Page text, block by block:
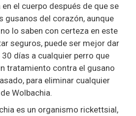
el cuerpo después de que se
gusanos del corazón, aunque
lo saben con certeza en este
seguros, puede ser mejor dar
días a cualquier perro que
tratamiento contra el gusano
para eliminar cualquier
Wolbachia.
es un organismo rickettsial,